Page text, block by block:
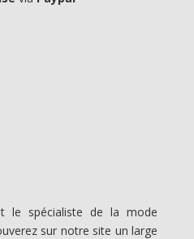
le spécialiste de la mode
sur notre site un large